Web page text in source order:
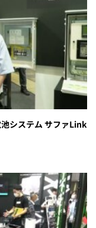
システム サファLink